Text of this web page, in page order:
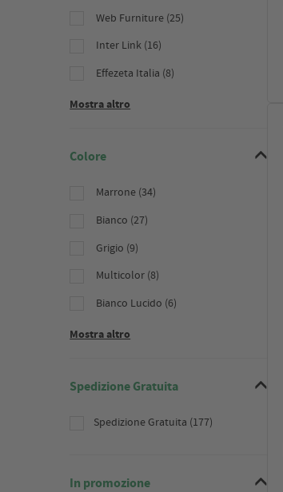
Web Furniture (25)
Inter Link (16)
Effezeta Italia (8)
Mostra altro
Colore
Marrone (34)
Bianco (27)
Grigio (9)
Multicolor (8)
Bianco Lucido (6)
Mostra altro
Spedizione Gratuita
Spedizione Gratuita (177)
In promozione